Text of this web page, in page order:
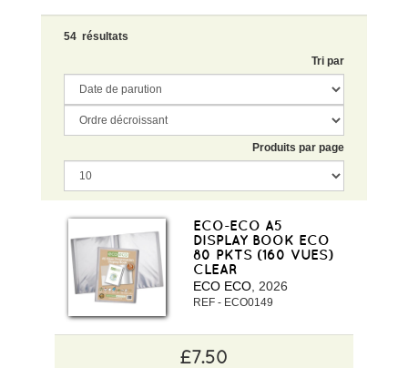
54 résultats
Tri par
Produits par page
ECO-ECO A5
DISPLAY BOOK ECO
80 PKTS (160 VUES)
CLEAR
ECO ECO, 2026
REF - ECO0149
£7.50